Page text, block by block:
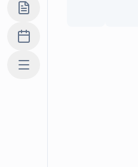
Indkøbslisten
Madplan
Mere